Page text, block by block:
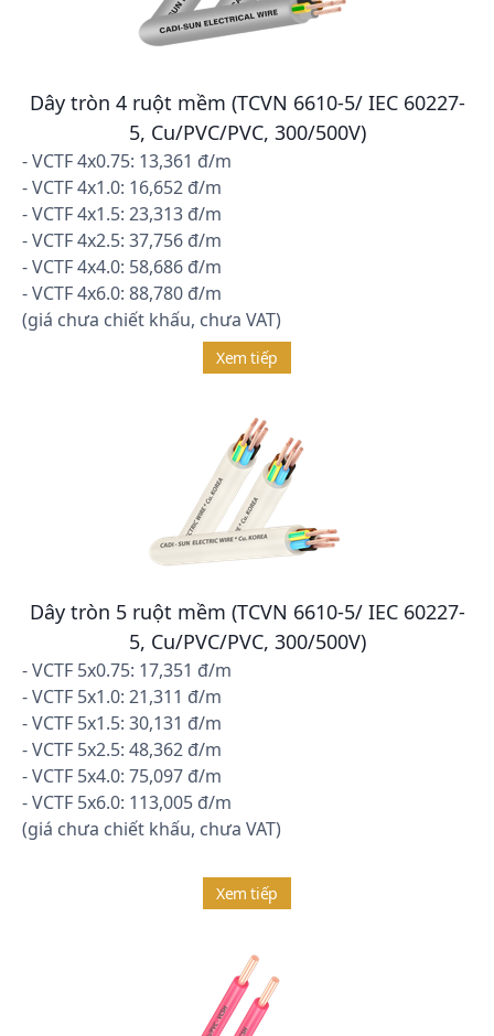
Dây tròn 4 ruột mềm (TCVN 6610-5/ IEC 60227-
5, Cu/PVC/PVC, 300/500V)
- VCTF 4x0.75: 13,361 đ/m
- VCTF 4x1.0: 16,652 đ/m
- VCTF 4x1.5: 23,313 đ/m
- VCTF 4x2.5: 37,756 đ/m
- VCTF 4x4.0: 58,686 đ/m
- VCTF 4x6.0: 88,780 đ/m
(giá chưa chiết khấu, chưa VAT)
Xem tiếp
Dây tròn 5 ruột mềm (TCVN 6610-5/ IEC 60227-
5, Cu/PVC/PVC, 300/500V)
- VCTF 5x0.75: 17,351 đ/m
- VCTF 5x1.0: 21,311 đ/m
- VCTF 5x1.5: 30,131 đ/m
- VCTF 5x2.5: 48,362 đ/m
- VCTF 5x4.0: 75,097 đ/m
- VCTF 5x6.0: 113,005 đ/m
(giá chưa chiết khấu, chưa VAT)
Xem tiếp